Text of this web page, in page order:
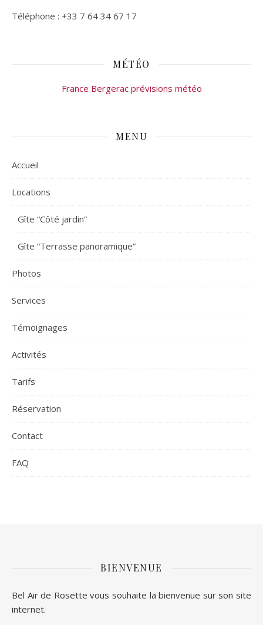
Téléphone : +33 7 64 34 67 17
MÉTÉO
France Bergerac prévisions météo
MENU
Accueil
Locations
Gîte “Côté jardin”
Gîte “Terrasse panoramique”
Photos
Services
Témoignages
Activités
Tarifs
Réservation
Contact
FAQ
BIENVENUE
Bel Air de Rosette vous souhaite la bienvenue sur son site
internet.